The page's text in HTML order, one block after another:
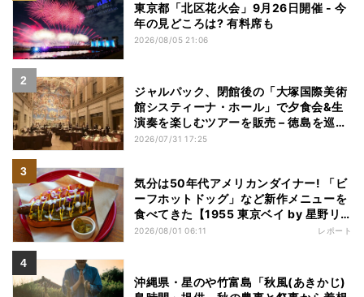
東京都「北区花火会」9月26日開催 - 今
年の見どころは? 有料席も
2026/08/05 21:06
ジャルパック、閉館後の「大塚国際美術
館システィーナ・ホール」で夕食会&生
演奏を楽しむツアーを販売 – 徳島を巡る
5つのコース
2026/07/31 17:25
気分は50年代アメリカンダイナー! 「ビ
ーフホットドッグ」など新作メニューを
食べてきた【1955 東京ベイ by 星野リ
ゾート宿泊レポ】
2026/08/01 06:11 レポート
沖縄県・星のや竹富島「秋風(あきかじ)